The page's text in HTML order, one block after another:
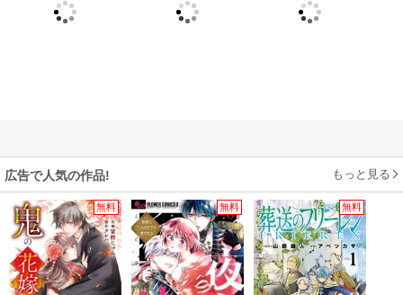
広告で人気の作品! もっと見る
無料 無料 無料